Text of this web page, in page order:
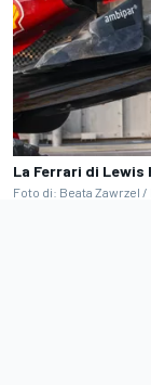
La Ferrari di
Foto di: Beata Zawrzel